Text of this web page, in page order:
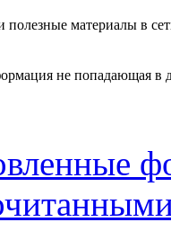
полезные материалы в
не попадающая в